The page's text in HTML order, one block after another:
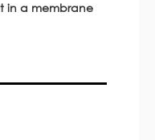
in a membrane